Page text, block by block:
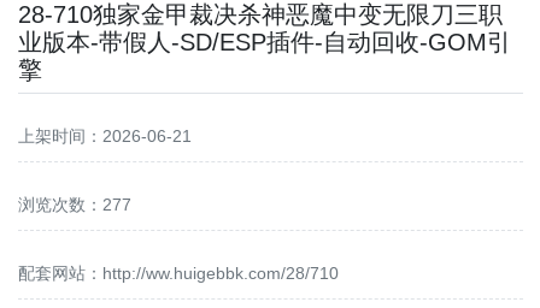
28-710独家金甲裁决杀神恶魔中变无限刀三职
业版本-带假人-SD/ESP插件-自动回收-GOM引
擎
上架时间：2026-06-21
浏览次数：277
配套网站： http://ww.huigebbk.com/28/710